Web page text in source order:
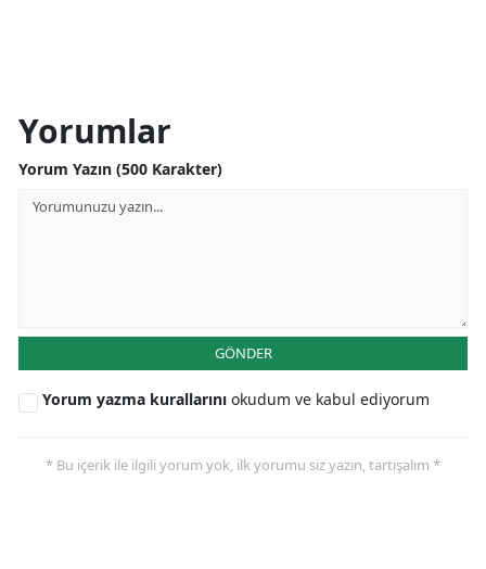
Yorumlar
Yorum Yazın (500 Karakter)
GÖNDER
Yorum yazma kurallarını okudum ve kabul ediyorum
* Bu içerik ile ilgili yorum yok, ilk yorumu siz yazın, tartışalım *